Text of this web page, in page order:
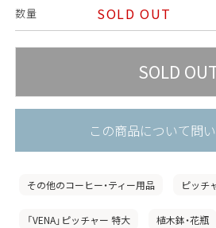
数量 SOLD OUT
この商品について問
その他のコーヒー・ティー用品 ピッチ
「VENA」ピッチャー 特大 植木鉢・花瓶